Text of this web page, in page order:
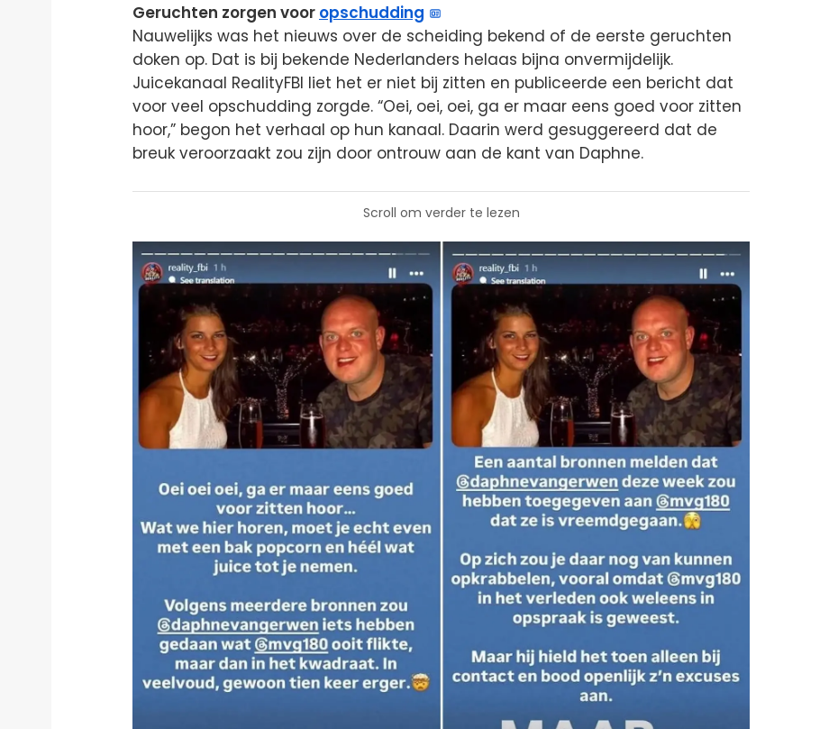
Geruchten zorgen voor opschudding
Nauwelijks was het nieuws over de scheiding bekend of de eerste geruchten
doken op. Dat is bij bekende Nederlanders helaas bijna onvermijdelijk.
Juicekanaal RealityFBI liet het er niet bij zitten en publiceerde een bericht dat
voor veel opschudding zorgde. “Oei, oei, oei, ga er maar eens goed voor zitten
hoor,” begon het verhaal op hun kanaal. Daarin werd gesuggereerd dat de
breuk veroorzaakt zou zijn door ontrouw aan de kant van Daphne.
Scroll om verder te lezen